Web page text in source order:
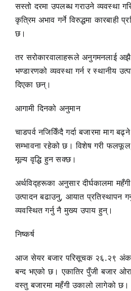
सस्तो दरमा उपलब्ध गराउने व्यवस्था
कृत्रिम अभाव गर्ने विरुद्धमा कारबाही
छ।
तर सरोकारवालाहरूले अनुगमनलाई अझै
भण्डारणको व्यवस्था गर्न र स्थानीय
दिएका छन्।
आगामी दिनको अनुमान
चाडपर्व नजिकिँदै गर्दा बजारमा माग
सम्भावना रहेको छ। विशेष गरी
मूल्य वृद्धि हुन सक्छ।
अर्थविद्हरूका अनुसार दीर्घकालमा
उत्पादन बढाउनु, आयात प्रतिस्थापन
व्यवस्थित गर्नु नै मुख्य उपाय हुन्।
निष्कर्ष
आज सेयर बजार परिसूचक २६.२९
बन्द भएको छ। एकातिर पुँजी बजार
वस्तु बजारमा महँगी उकालो लागेको